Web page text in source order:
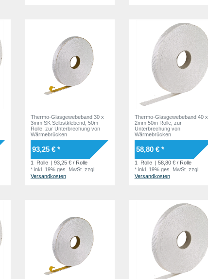
Thermo-Glasgewebeband 30 x
3mm SK Selbstklebend, 50m
Rolle, zur Unterbrechung von
Wärmebrücken
93,25 € *
1 Rolle
| 93,25 € / Rolle
* inkl. 19% ges. MwSt. zzgl.
Versandkosten
Thermo-Glasgewebeband 40 x
2mm 50m Rolle, zur
Unterbrechung von
Wärmebrücken
58,80 € *
1 Rolle
| 58,80 € / Rolle
* inkl. 19% ges. MwSt. zzgl.
Versandkosten